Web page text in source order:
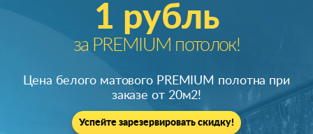
1 рубль
за PREMIUM потолок!
Цена белого матового PREMIUM полотна при
заказе от 20м2!
Успейте зарезервировать скидку!